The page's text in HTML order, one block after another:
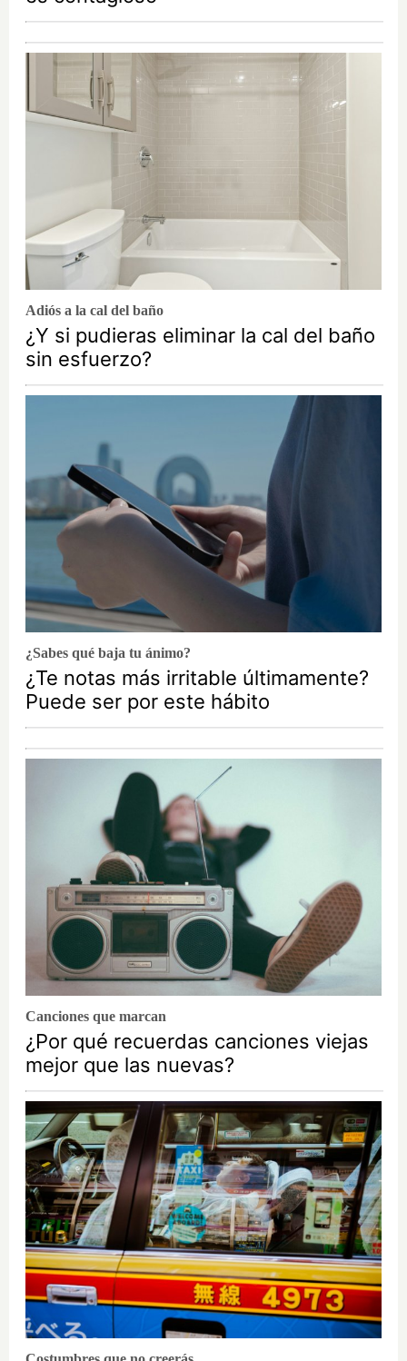
Adiós a la cal del baño
¿Y si pudieras eliminar la cal del baño
sin esfuerzo?
¿Sabes qué baja tu ánimo?
¿Te notas más irritable últimamente?
Puede ser por este hábito
Canciones que marcan
¿Por qué recuerdas canciones viejas
mejor que las nuevas?